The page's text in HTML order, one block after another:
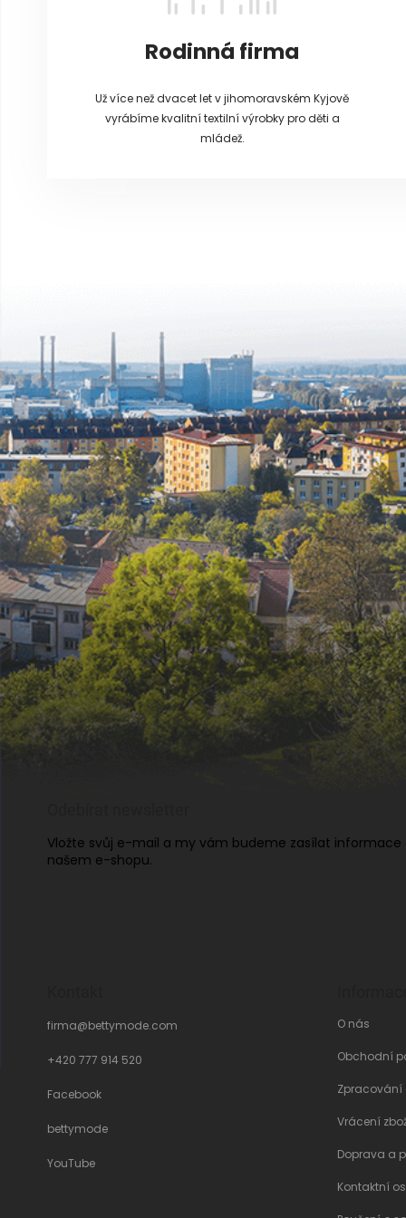
Rodinná firma
Už více než dvacet let v jihomoravském Kyjově
vyrábíme kvalitní textilní výrobky pro děti a
mládež.
Vložte svůj e-mail a my vám budeme zasílat
našem e-shopu.
firma@bettymode.com
+420 777 914 520
Facebook
bettymode
YouTube
O nás
Obchodní
Vrácení
Doprava a
Kontaktní